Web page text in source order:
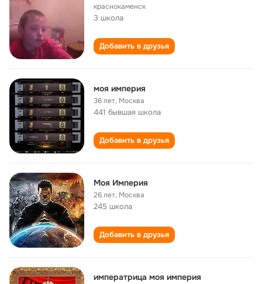
краснокаменск
3 школа
Добавить в друзья
моя империя
36 лет, Москва
441 бывшая школа
Добавить в друзья
Моя Империя
26 лет, Москва
245 школа
Добавить в друзья
императрица моя империя